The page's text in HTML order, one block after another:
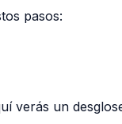
pasos:
verás un